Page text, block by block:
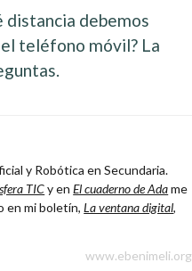
distancia debemos
teléfono móvil? La
y Robótica en Secundaria.
TICy enEl cuaderno de Adame
en mi boletín,La ventana digital,
www.ebenimeli.org